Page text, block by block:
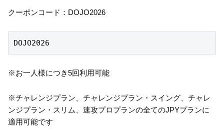
クーポンコード：DOJO2026
DOJO2026
※お一人様につき5回利用可能
※チャレンジプラン、チャレンジプラン・スイング、チャレ
ンジプラン・スリム、速攻プロプランの全てのJPYプランに
適用可能です